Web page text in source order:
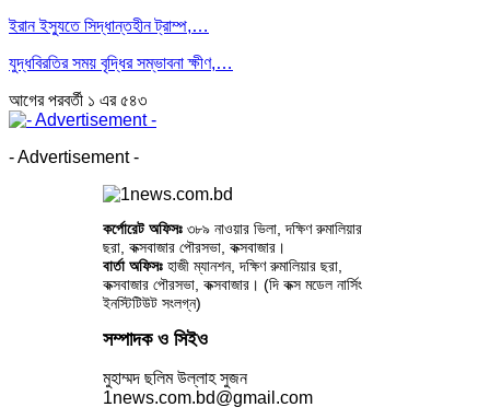
ইরান ইস্যুতে সিদ্ধান্তহীন ট্রাম্প,…
যুদ্ধবিরতির সময় বৃদ্ধির সম্ভাবনা ক্ষীণ,…
আগেরপরবর্তী ১ এর ৫৪৩
- Advertisement -
কর্পোরেট অফিসঃ ৩৮৯ নাওয়ার ভিলা, দক্ষিণ রুমালিয়ার
ছরা, কক্সবাজার পৌরসভা, কক্সবাজার।
বার্তা অফিসঃহাজী ম্যানশন, দক্ষিণ রুমালিয়ার ছরা,
কক্সবাজার পৌরসভা, কক্সবাজার। (দি কক্স মডেল নার্সিং
ইনস্টিটিউট সংলগ্ন)
সম্পাদক ও সিইও
মুহাম্মদ ছলিম উল্লাহ সুজন
1news.com.bd@gmail.com